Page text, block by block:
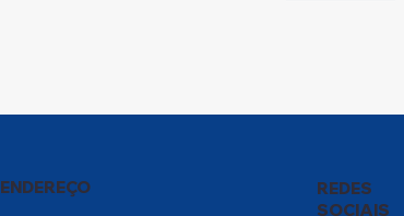
ENDEREÇO
REDES
SOCIAIS